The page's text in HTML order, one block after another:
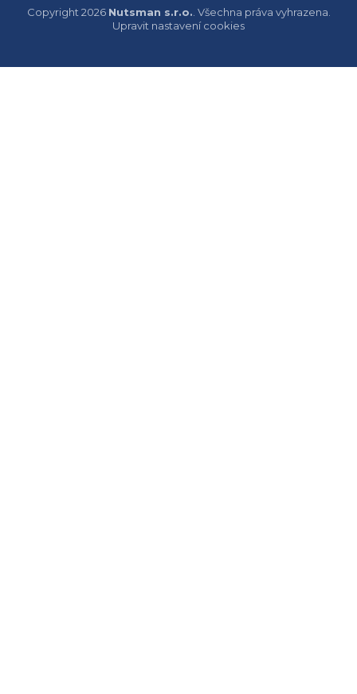
Copyright 2026 Nutsman s.r.o. . Všechna práva vyhrazena.
Upravit nastavení cookies